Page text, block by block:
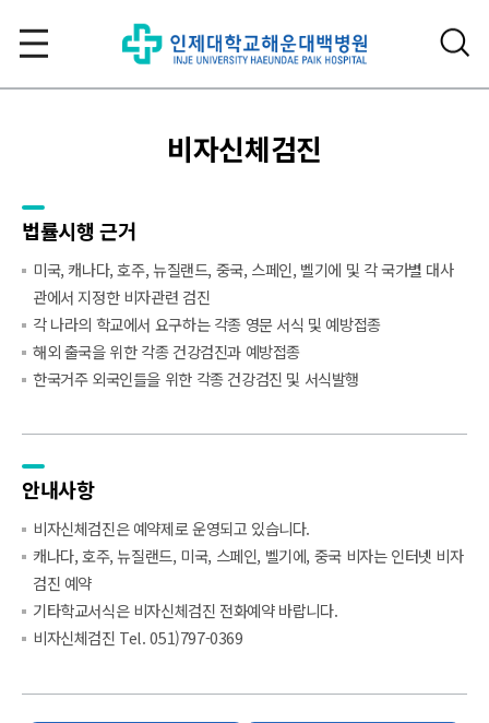
비자신체검진
법률시행 근거
미국, 캐나다, 호주, 뉴질랜드, 중국, 스페인, 벨기에 및 각 국가별 대사
관에서 지정한 비자관련 검진
각 나라의 학교에서 요구하는 각종 영문 서식 및 예방접종
해외 출국을 위한 각종 건강검진과 예방접종
한국거주 외국인들을 위한 각종 건강검진 및 서식발행
안내사항
비자신체검진은 예약제로 운영되고 있습니다.
캐나다, 호주, 뉴질랜드, 미국, 스페인, 벨기에, 중국 비자는 인터넷 비자
검진 예약
기타학교서식은 비자신체검진 전화예약 바랍니다.
비자신체검진 Tel. 051)797-0369